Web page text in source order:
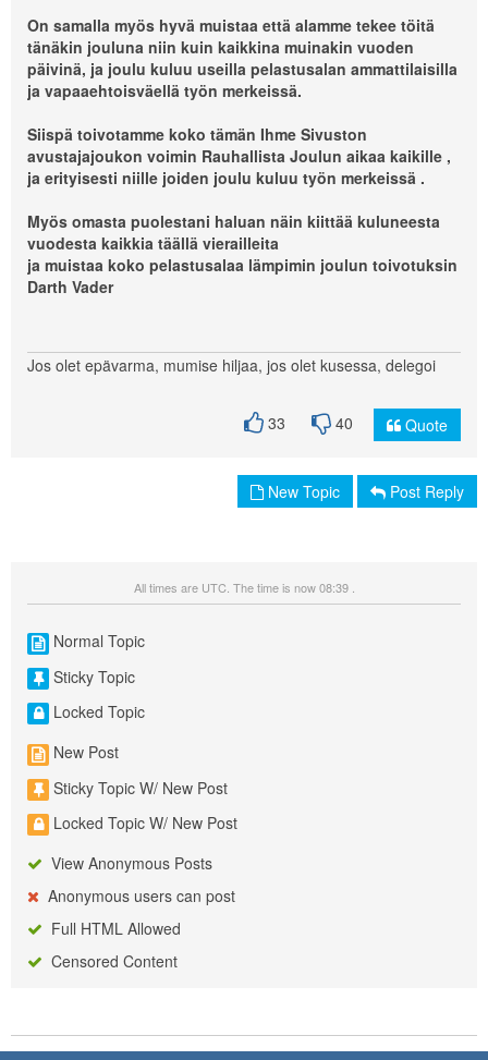
On samalla myös hyvä muistaa että alamme tekee töitä
tänäkin jouluna niin kuin kaikkina muinakin vuoden
päivinä, ja joulu kuluu useilla pelastusalan ammattilaisilla
ja vapaaehtoisväellä työn merkeissä.
Siispä toivotamme koko tämän Ihme Sivuston
avustajajoukon voimin Rauhallista Joulun aikaa kaikille ,
ja erityisesti niille joiden joulu kuluu työn merkeissä .
Myös omasta puolestani haluan näin kiittää kuluneesta
vuodesta kaikkia täällä vierailleita
ja muistaa koko pelastusalaa lämpimin joulun toivotuksin
Darth Vader
Jos olet epävarma, mumise hiljaa, jos olet kusessa, delegoi
33 40 Quote
New Topic Post Reply
All times are UTC. The time is now 08:39 .
Normal Topic
Sticky Topic
Locked Topic
New Post
Sticky Topic W/ New Post
Locked Topic W/ New Post
View Anonymous Posts
Anonymous users can post
Full HTML Allowed
Censored Content